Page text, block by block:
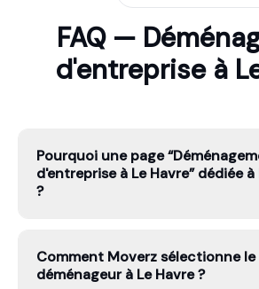
FAQ —
d'entreprise à
Pourquoi une page
d'entreprise à Le Havre” dédiée à
?
cherchent un petit volume, d’autres
transport spécialisé. Une page dédiée
Comment Moverz sélectionne le
déménageur à Le Havre ?